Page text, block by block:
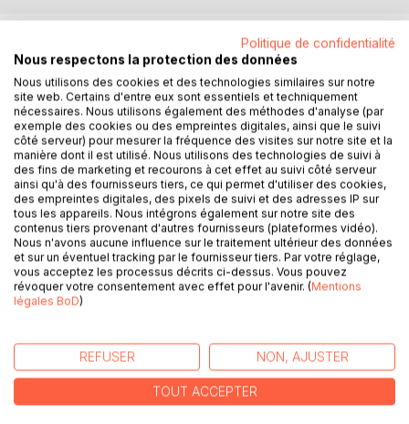
The first entry in Maurice LeBlance's long-running series
about France's hero-thief Arsene Lupin. This is a
novelization by Edgar Jepson based on the play by Maurice
Leblanc and Francis de Croisset.
Chapters:
1. The Millionaire's Daughter
2. The Coming of the Charolais
3. Lupin's Way
4. The Duke Intervenes
5. A Letter from Lupin
8. The Duke Arrives
9. M. Formery Opens the Inquiry
Politique de confidentialité
Nous respectons la protection des données
Nous utilisons des cookies et des technologies similaires sur notre
site web. Certains d'entre eux sont essentiels et techniquement
nécessaires. Nous utilisons également des méthodes d'analyse (par
exemple des cookies ou des empreintes digitales, ainsi que le suivi
côté serveur) pour mesurer la fréquence des visites sur notre site et la
manière dont il est utilisé. Nous utilisons des technologies de suivi à
des fins de marketing et recourons à cet effet au suivi côté serveur
ainsi qu'à des fournisseurs tiers, ce qui permet d'utiliser des cookies,
des empreintes digitales, des pixels de suivi et des adresses IP sur
tous les appareils. Nous intégrons également sur notre site des
contenus tiers provenant d'autres fournisseurs (plateformes vidéo).
Nous n'avons aucune influence sur le traitement ultérieur des données
et sur un éventuel tracking par le fournisseur tiers. Par votre réglage,
vous acceptez les processus décrits ci-dessus. Vous pouvez
révoquer votre consentement avec effet pour l'avenir. (Mentions
légales BoD)
REFUSER NON, AJUSTER
TOUT ACCEPTER